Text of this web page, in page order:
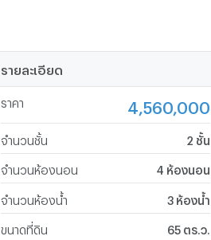
รายละเอียด
ราคา 4,560,000
จำนวนชั้น 2 ชั้น
จำนวนห้องนอน 4 ห้องนอน
จำนวนห้องน้ำ 3 ห้องน้ำ
ขนาดที่ดิน 65 ตร.ว.